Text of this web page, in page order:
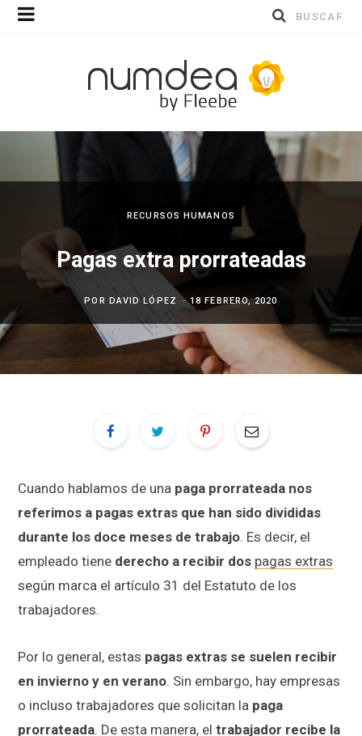
Buscar
RECURSOS HUMANOS
Pagas extra prorrateadas
POR DAVID LÓPEZ 18 FEBRERO, 2020
Cuando hablamos de una paga prorrateada nos
referimos a pagas extras que han sido divididas
durante los doce meses de trabajo. Es decir, el
empleado tiene derecho a recibir dos pagas extras
según marca el artículo 31 del Estatuto de los
trabajadores.
Por lo general, estas pagas extras se suelen recibir
en invierno y en verano. Sin embargo, hay empresas
o incluso trabajadores que solicitan la paga
prorrateada. De esta manera, el trabajador recibe la